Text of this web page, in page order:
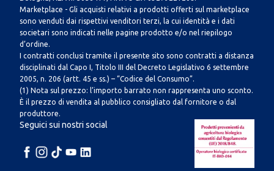
Marketplace - Gli acquisti relativi a prodotti offerti sul marketplace
sono venduti dai rispettivi venditori terzi, la cui identità e i dati
societari sono indicati nelle pagine prodotto e/o nel riepilogo
d’ordine.
I contratti conclusi tramite il presente sito sono contratti a distanza
disciplinati dal Capo I, Titolo III del Decreto Legislativo 6 settembre
2005, n. 206 (artt. 45 e ss.) – “Codice del Consumo”.
(1) Nota sul prezzo: l’importo barrato non rappresenta uno sconto.
È il prezzo di vendita al pubblico consigliato dal fornitore o dal
produttore.
Seguici sui nostri social